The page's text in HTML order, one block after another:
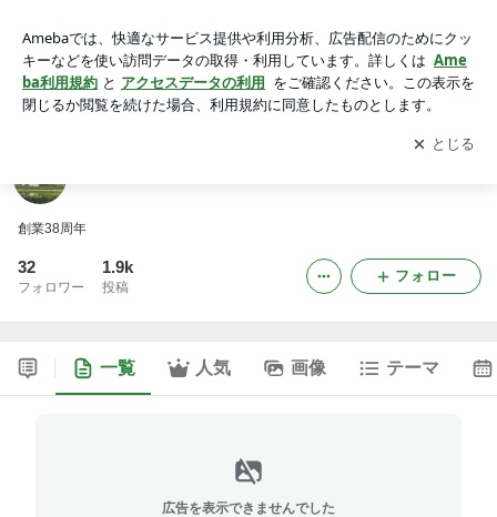
アプリをダウンロードして ブログの更新通知
を受け取りまし
ょう。
開く
創業38周年
32
フォロワー
1.9k
投稿
フォロー
一覧 人気 画像 テーマ
広告を表示できませんでした